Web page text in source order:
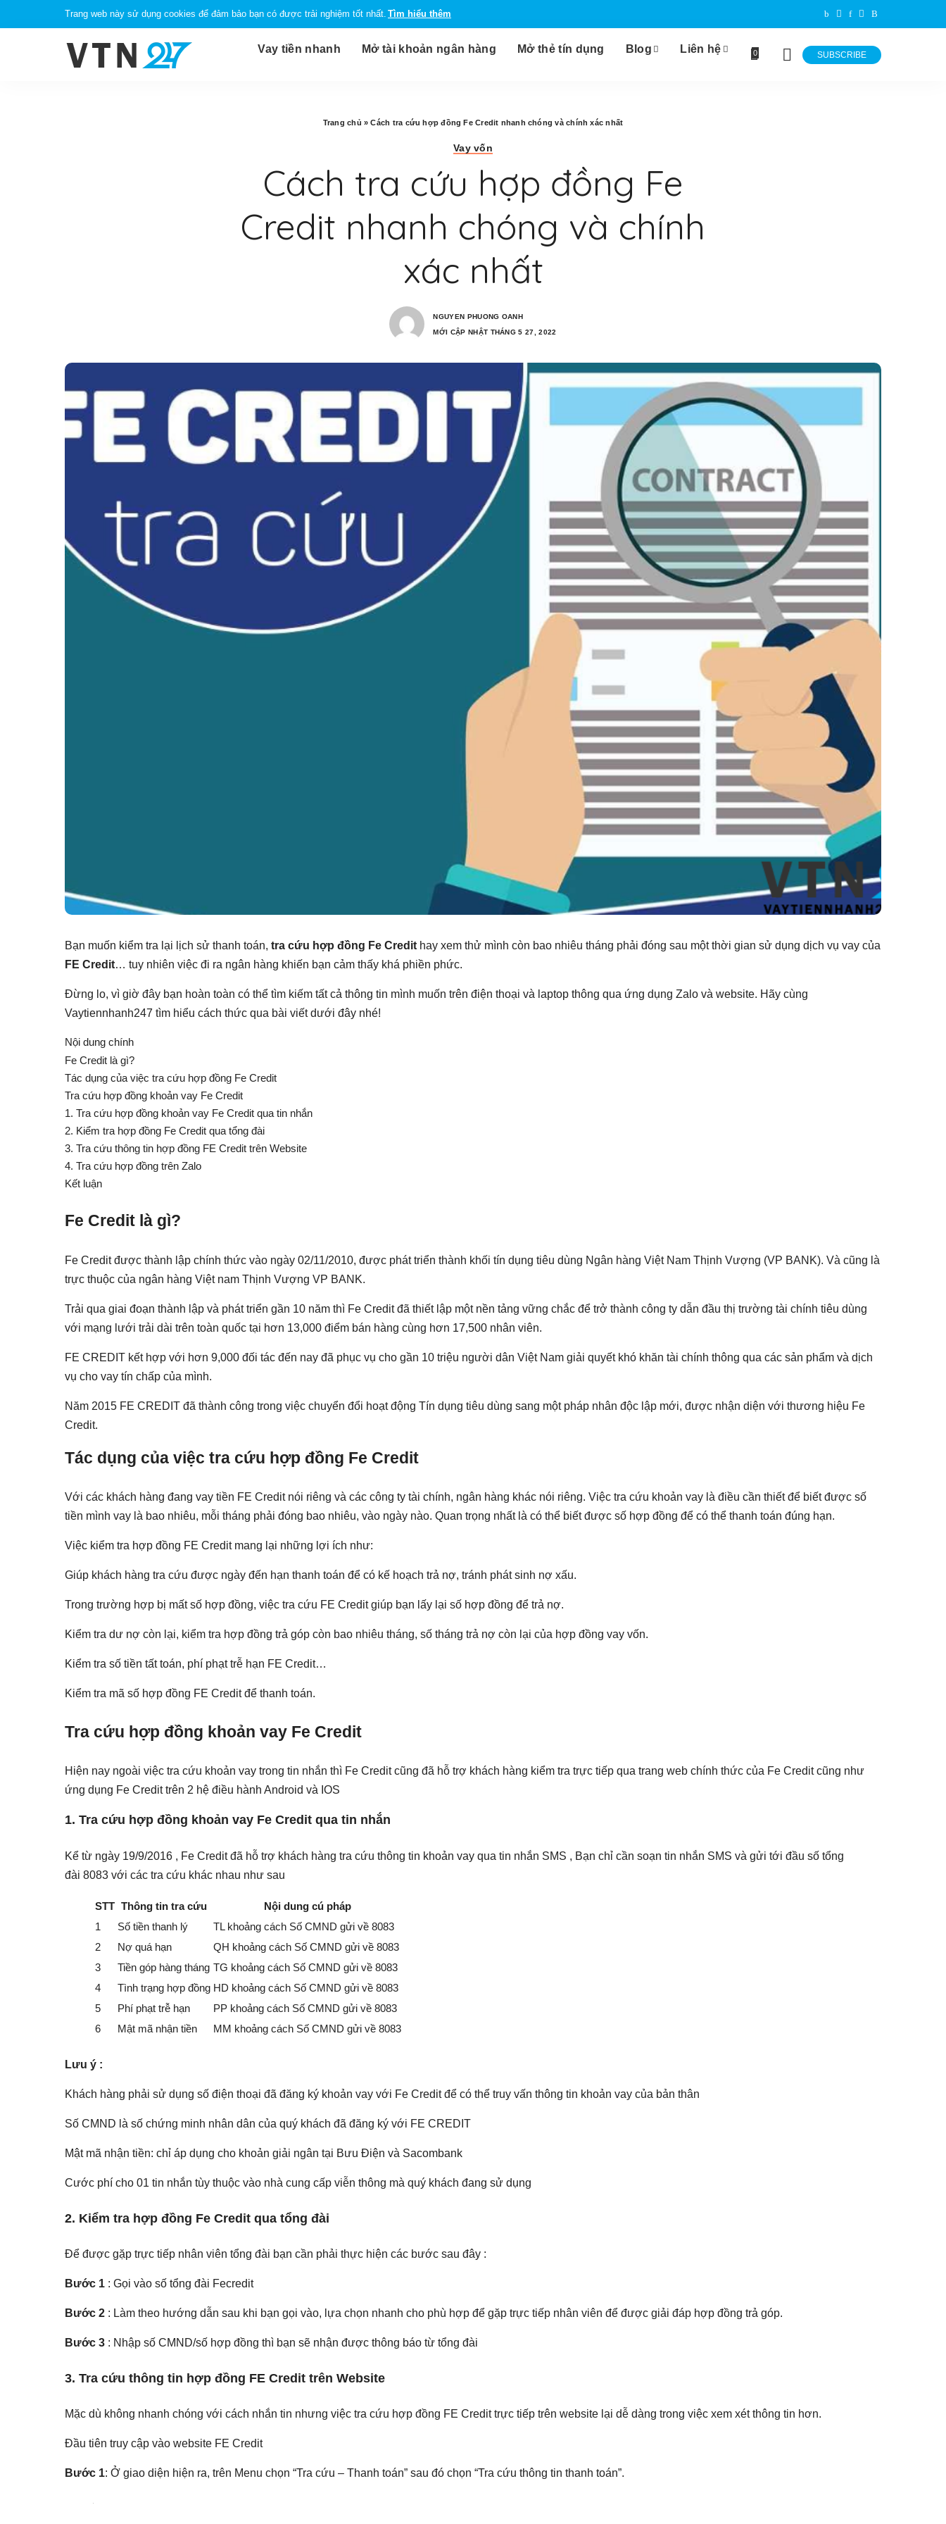
Trang web này sử dụng cookies để đảm bảo bạn có được trải nghiệm tốt nhất. Tìm hiểu thêm
Vay tiền nhanh Mở tài khoản ngân hàng Mở thẻ tín dụng Blog Liên hệ 0 SUBSCRIBE
Trang chủ »Cách tra cứu hợp đồng Fe Credit nhanh chóng và chính xác nhất
Vay vốn
Cách tra cứu hợp đồng Fe
Credit nhanh chóng và chính
xác nhất
NGUYEN PHUONG OANH
MỚI CẬP NHẬT THÁNG 5 27, 2022
Bạn muốn kiểm tra lại lịch sử thanh toán, tra cứu hợp đồng Fe Credit hay xem thử mình còn bao nhiêu tháng phải đóng sau một thời gian sử dụng dịch vụ vay của
FE Credit… tuy nhiên việc đi ra ngân hàng khiến bạn cảm thấy khá phiền phức.
Đừng lo, vì giờ đây bạn hoàn toàn có thể tìm kiếm tất cả thông tin mình muốn trên điện thoại và laptop thông qua ứng dụng Zalo và website. Hãy cùng
Vaytiennhanh247 tìm hiểu cách thức qua bài viết dưới đây nhé!
Nội dung chính
Fe Credit là gì?
Tác dụng của việc tra cứu hợp đồng Fe Credit
Tra cứu hợp đồng khoản vay Fe Credit
1. Tra cứu hợp đồng khoản vay Fe Credit qua tin nhắn
2. Kiểm tra hợp đồng Fe Credit qua tổng đài
3. Tra cứu thông tin hợp đồng FE Credit trên Website
4. Tra cứu hợp đồng trên Zalo
Kết luận
Fe Credit là gì?
Fe Credit được thành lập chính thức vào ngày 02/11/2010, được phát triển thành khối tín dụng tiêu dùng Ngân hàng Việt Nam Thịnh Vượng (VP BANK). Và cũng là
trực thuộc của ngân hàng Việt nam Thịnh Vượng VP BANK.
Trải qua giai đoạn thành lập và phát triển gần 10 năm thì Fe Credit đã thiết lập một nền tảng vững chắc để trở thành công ty dẫn đầu thị trường tài chính tiêu dùng
với mạng lưới trải dài trên toàn quốc tại hơn 13,000 điểm bán hàng cùng hơn 17,500 nhân viên.
FE CREDIT kết hợp với hơn 9,000 đối tác đến nay đã phục vụ cho gần 10 triệu người dân Việt Nam giải quyết khó khăn tài chính thông qua các sản phẩm và dịch
vụ cho vay tín chấp của mình.
Năm 2015 FE CREDIT đã thành công trong việc chuyển đổi hoạt động Tín dụng tiêu dùng sang một pháp nhân độc lập mới, được nhận diện với thương hiệu Fe
Credit.
Tác dụng của việc tra cứu hợp đồng Fe Credit
Với các khách hàng đang vay tiền FE Credit nói riêng và các công ty tài chính, ngân hàng khác nói riêng. Việc tra cứu khoản vay là điều cần thiết để biết được số
tiền mình vay là bao nhiêu, mỗi tháng phải đóng bao nhiêu, vào ngày nào. Quan trọng nhất là có thể biết được số hợp đồng để có thể thanh toán đúng hạn.
Việc kiểm tra hợp đồng FE Credit mang lại những lợi ích như:
Giúp khách hàng tra cứu được ngày đến hạn thanh toán để có kế hoạch trả nợ, tránh phát sinh nợ xấu.
Trong trường hợp bị mất số hợp đồng, việc tra cứu FE Credit giúp bạn lấy lại số hợp đồng để trả nợ.
Kiểm tra dư nợ còn lại, kiểm tra hợp đồng trả góp còn bao nhiêu tháng, số tháng trả nợ còn lại của hợp đồng vay vốn.
Kiểm tra số tiền tất toán, phí phạt trễ hạn FE Credit…
Kiểm tra mã số hợp đồng FE Credit để thanh toán.
Tra cứu hợp đồng khoản vay Fe Credit
Hiện nay ngoài việc tra cứu khoản vay trong tin nhắn thì Fe Credit cũng đã hỗ trợ khách hàng kiểm tra trực tiếp qua trang web chính thức của Fe Credit cũng như
ứng dụng Fe Credit trên 2 hệ điều hành Android và IOS
1. Tra cứu hợp đồng khoản vay Fe Credit qua tin nhắn
Kể từ ngày 19/9/2016 , Fe Credit đã hỗ trợ khách hàng tra cứu thông tin khoản vay qua tin nhắn SMS , Bạn chỉ cần soạn tin nhắn SMS và gửi tới đầu số tổng
đài 8083 với các tra cứu khác nhau như sau
STT Thông tin tra cứu
Nội dung cú pháp
1
Số tiền thanh lý
TL khoảng cách Số CMND gửi về 8083
2
Nợ quá hạn
QH khoảng cách Số CMND gửi về 8083
3
Tiền góp hàng tháng TG khoảng cách Số CMND gửi về 8083
4
Tình trạng hợp đồng HD khoảng cách Số CMND gửi về 8083
5
Phí phạt trễ hạn
PP khoảng cách Số CMND gửi về 8083
6
Mật mã nhận tiền MM khoảng cách Số CMND gửi về 8083
Lưu ý :
Khách hàng phải sử dụng số điện thoại đã đăng ký khoản vay với Fe Credit để có thể truy vấn thông tin khoản vay của bản thân
Số CMND là số chứng minh nhân dân của quý khách đã đăng ký với FE CREDIT
Mật mã nhận tiền: chỉ áp dụng cho khoản giải ngân tại Bưu Điện và Sacombank
Cước phí cho 01 tin nhắn tùy thuộc vào nhà cung cấp viễn thông mà quý khách đang sử dụng
2. Kiểm tra hợp đồng Fe Credit qua tổng đài
Để được gặp trực tiếp nhân viên tổng đài bạn cần phải thực hiện các bước sau đây :
Bước 1 : Gọi vào số tổng đài Fecredit
Bước 2 : Làm theo hướng dẫn sau khi bạn gọi vào, lựa chọn nhanh cho phù hợp để gặp trực tiếp nhân viên để được giải đáp hợp đồng trả góp.
Bước 3 : Nhập số CMND/số hợp đồng thì bạn sẽ nhận được thông báo từ tổng đài
3. Tra cứu thông tin hợp đồng FE Credit trên Website
Mặc dù không nhanh chóng với cách nhắn tin nhưng việc tra cứu hợp đồng FE Credit trực tiếp trên website lại dễ dàng trong việc xem xét thông tin hơn.
Đầu tiên truy cập vào website FE Credit
Bước 1: Ở giao diện hiện ra, trên Menu chọn “Tra cứu – Thanh toán” sau đó chọn “Tra cứu thông tin thanh toán”.